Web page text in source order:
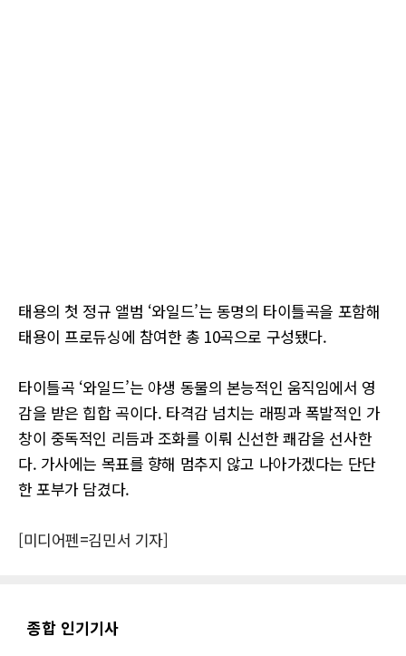
태용의 첫 정규 앨범 ‘와일드’는 동명의 타이틀곡을 포함해
태용이 프로듀싱에 참여한 총 10곡으로 구성됐다.
타이틀곡 ‘와일드’는 야생 동물의 본능적인 움직임에서 영
감을 받은 힙합 곡이다. 타격감 넘치는 래핑과 폭발적인 가
창이 중독적인 리듬과 조화를 이뤄 신선한 쾌감을 선사한
다. 가사에는 목표를 향해 멈추지 않고 나아가겠다는 단단
한 포부가 담겼다.
[미디어펜=김민서 기자]
종합 인기기사